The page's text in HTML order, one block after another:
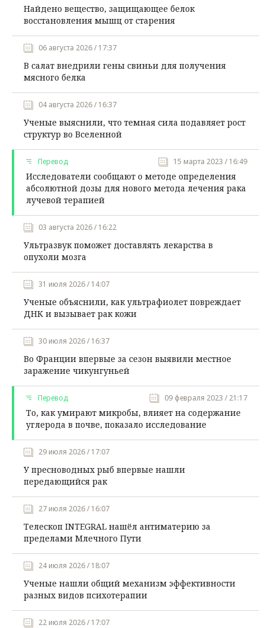
Найдено вещество, защищающее белок
восстановления мышц от старения
06 августа 2026 / 17:37
В салат внедрили гены свиньи для получения
мясного белка
04 августа 2026 / 16:37
Ученые выяснили, что темная сила подавляет рост
структур во Вселенной
Перевод 15 марта 2023 / 16:49
Исследователи сообщают о методе определения
абсолютной дозы для нового метода лечения рака
лучевой терапией
03 августа 2026 / 16:22
Ультразвук поможет доставлять лекарства в
опухоли мозга
31 июля 2026 / 14:07
Ученые объяснили, как ультрафиолет повреждает
ДНК и вызывает рак кожи
30 июля 2026 / 16:37
Во Франции впервые за сезон выявили местное
заражение чикунгуньей
Перевод 09 февраля 2023 / 21:17
То, как умирают микробы, влияет на содержание
углерода в почве, показало исследование
29 июля 2026 / 17:07
У пресноводных рыб впервые нашли
передающийся рак
27 июля 2026 / 16:07
Телескоп INTEGRAL нашёл антиматерию за
пределами Млечного Пути
24 июля 2026 / 18:07
Ученые нашли общий механизм эффективности
разных видов психотерапии
22 июля 2026 / 17:07